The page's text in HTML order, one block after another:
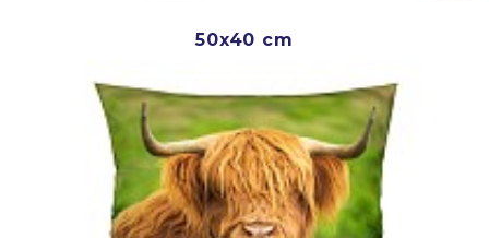
50x40 cm